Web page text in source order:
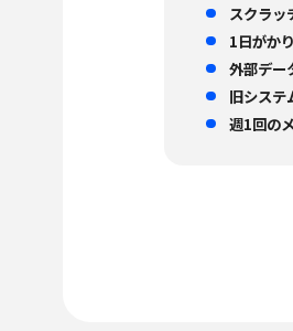
スクラッ
1日がか
外部デー
旧システ
週1回の